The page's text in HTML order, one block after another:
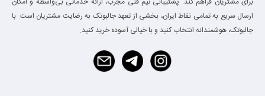
ارسال سریع به تمامی نقاط ایران، بخشی از تعهد جالبوتک به رضایت مشتریان است. با
جالبوتک، هوشمندانه انتخاب کنید و با خیالی آسوده خرید کنید.